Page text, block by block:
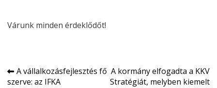
Várunk minden érdeklődőt!
Bejegyzés
A vállalkozásfejlesztés fő
szerve: az IFKA
A kormány elfogadta a KKV
Stratégiát, melyben kiemelt